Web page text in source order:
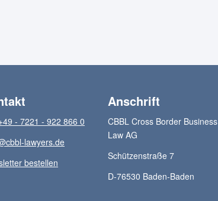
- 7221 - 922 866 0
lawyers.de
bestellen
Anschrift
CBBL Cross Border Business
Law AG
Schützenstraße 7
D-76530 Baden-Baden